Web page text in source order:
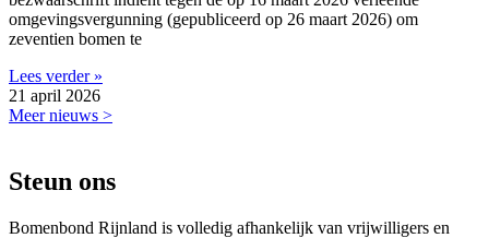
omgevingsvergunning (gepubliceerd op 26 maart 2026) om
zeventien bomen te
Lees verder »
21 april 2026
Meer nieuws >
Steun ons
Bomenbond Rijnland is volledig afhankelijk van vrijwilligers en